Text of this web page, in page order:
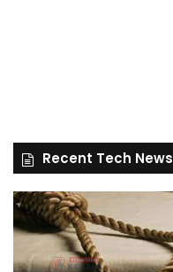
Recent Tech News